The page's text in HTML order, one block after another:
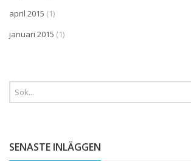
april 2015 (1)
januari 2015 (1)
SENASTE INLÄGGEN